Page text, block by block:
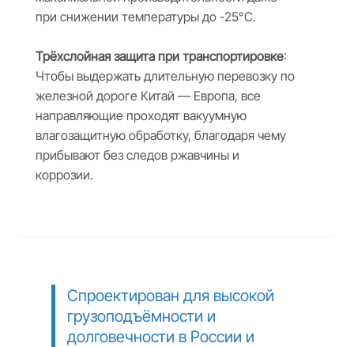
при снижении температуры до -25°C.
Трёхслойная защита при транспортировке:
Чтобы выдержать длительную перевозку по
железной дороге Китай — Европа, все
направляющие проходят вакуумную
влагозащитную обработку, благодаря чему
прибывают без следов ржавчины и
коррозии.
Спроектирован для высокой
грузоподъёмности и
долговечности в России и